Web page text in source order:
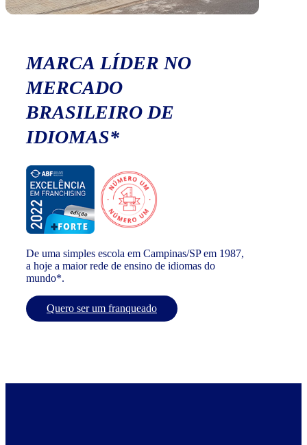
MARCA LÍDER NO
MERCADO
BRASILEIRO DE
IDIOMAS*
De uma simples escola em Campinas/SP em 1987,
a hoje a maior rede de ensino de idiomas do
mundo*.
Quero ser um franqueado